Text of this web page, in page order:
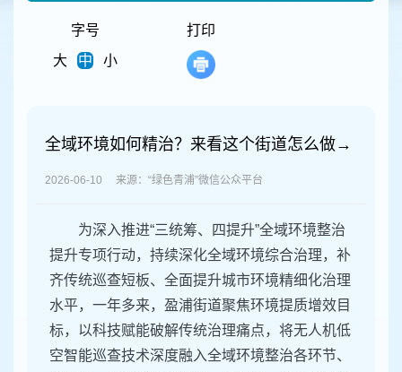
字号
大
中 小
打印
全域环境如何精治？来看这个街道怎么做→
2026-06-10 来源：“绿色青浦”微信公众平台
为深入推进“三统筹、四提升”全域环境整治
提升专项行动，持续深化全域环境综合治理，补
齐传统巡查短板、全面提升城市环境精细化治理
水平，一年多来，盈浦街道聚焦环境提质增效目
标，以科技赋能破解传统治理痛点，将无人机低
空智能巡查技术深度融入全域环境整治各环节、